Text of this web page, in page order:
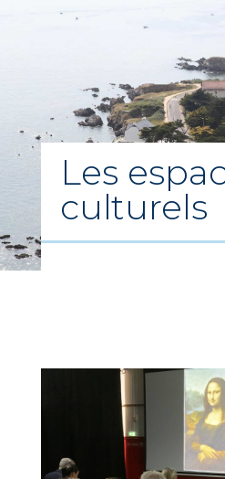
Les
culturels